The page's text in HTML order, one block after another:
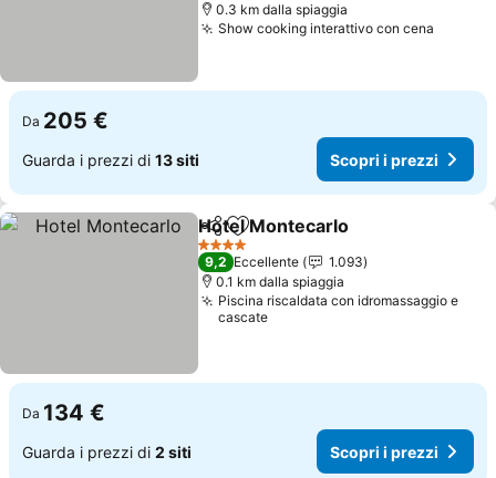
0.3 km dalla spiaggia
Show cooking interattivo con cena
Da 205 €
Guarda i prezzi di 13 siti Scopri i prezzi
CondividiAggiungi ai preferiti
Hotel Montecarlo
4 Stelle
9,2 Eccellente
1.093
0.1 km dalla spiaggia
Piscina riscaldata con idromassaggio e
cascate
Da 134 €
Guarda i prezzi di 2 siti Scopri i prezzi